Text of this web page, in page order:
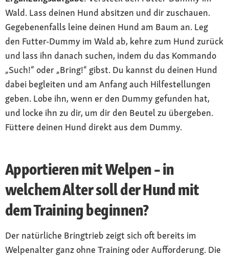
Wald. Lass deinen Hund absitzen und dir zuschauen.
Gegebenenfalls leine deinen Hund am Baum an. Leg
den Futter-Dummy im Wald ab, kehre zum Hund zurück
und lass ihn danach suchen, indem du das Kommando
„Such!“ oder „Bring!“ gibst. Du kannst du deinen Hund
dabei begleiten und am Anfang auch Hilfestellungen
geben. Lobe ihn, wenn er den Dummy gefunden hat,
und locke ihn zu dir, um dir den Beutel zu übergeben.
Füttere deinen Hund direkt aus dem Dummy.
Apportieren mit Welpen – in
welchem Alter soll der Hund mit
dem Training beginnen?
Der natürliche Bringtrieb zeigt sich oft bereits im
Welpenalter ganz ohne Training oder Aufforderung. Die